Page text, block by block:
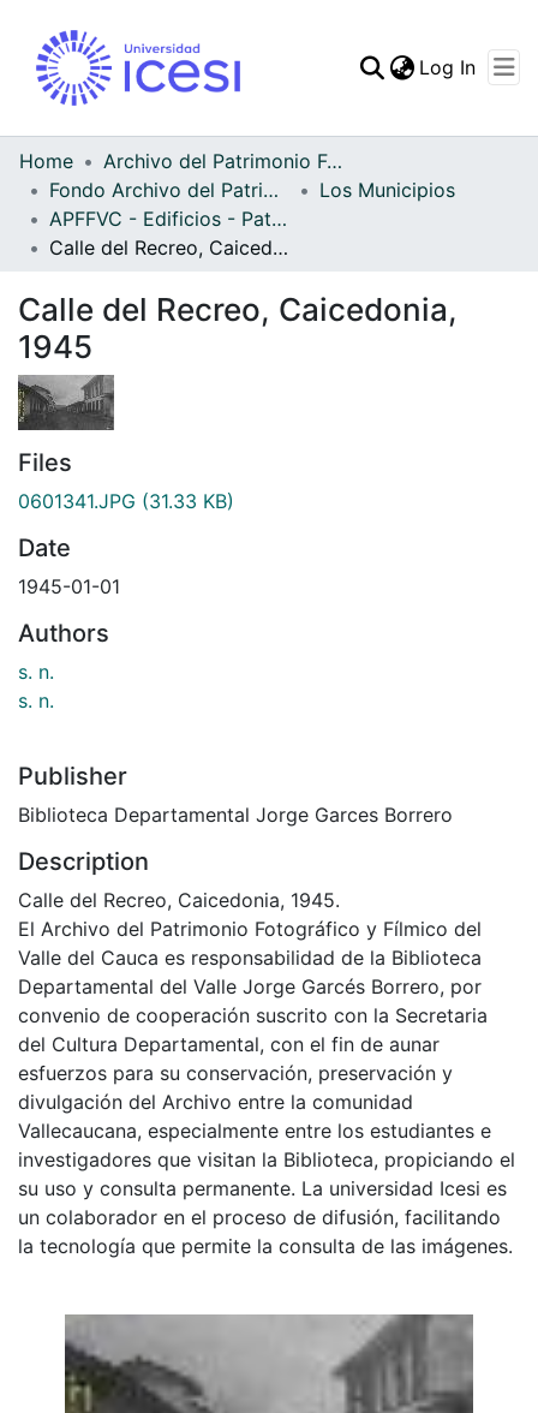
Statistics
Log In
Home
Archivo del Patrimonio Fotográfico y Fílmico del Valle del Cauca
Fondo Archivo del Patrimonio Fotográfico y Fílmico del Valle del Cauca
Los Municipios
APFFVC - Edificios - Patrimonial
Calle del Recreo, Caicedonia, 1945
Calle del Recreo, Caicedonia,
1945
Files
0601341.JPG (31.33 KB)
Date
1945-01-01
Authors
s. n.
s. n.
Publisher
Biblioteca Departamental Jorge Garces Borrero
Description
Calle del Recreo, Caicedonia, 1945.
El Archivo del Patrimonio Fotográfico y Fílmico del
Valle del Cauca es responsabilidad de la Biblioteca
Departamental del Valle Jorge Garcés Borrero, por
convenio de cooperación suscrito con la Secretaria
del Cultura Departamental, con el fin de aunar
esfuerzos para su conservación, preservación y
divulgación del Archivo entre la comunidad
Vallecaucana, especialmente entre los estudiantes e
investigadores que visitan la Biblioteca, propiciando el
su uso y consulta permanente. La universidad Icesi es
un colaborador en el proceso de difusión, facilitando
la tecnología que permite la consulta de las imágenes.